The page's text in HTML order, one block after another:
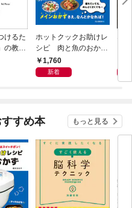
けるた
の教
オラ
ホットクックお助けレ
シピ 肉と魚のおか
ず 少ない材料＆調味
料で、あとはスイッチ
1,760
新着
な
すめ本 もっと見る